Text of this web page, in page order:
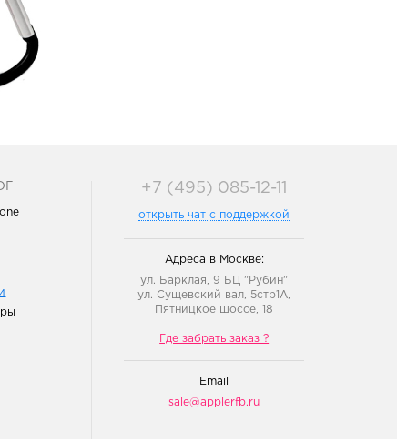
+7 (495) 085-12-11
открыть чат с поддержкой
Адреса в Москве:
ул. Барклая, 9 БЦ "Рубин"
ул. Сущевский вал, 5стр1А,
Пятницкое шоссе, 18
Где забрать заказ ?
Email
sale@applerfb.ru